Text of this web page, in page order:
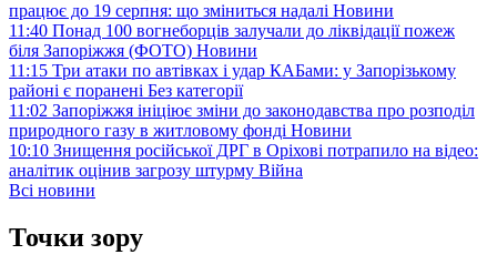
працює до 19 серпня: що зміниться надалі Новини
11:40 Понад 100 вогнеборців залучали до ліквідації пожеж
біля Запоріжжя (ФОТО) Новини
11:15 Три атаки по автівках і удар КАБами: у Запорізькому
районі є поранені Без категорії
11:02 Запоріжжя ініціює зміни до законодавства про розподіл
природного газу в житловому фонді Новини
10:10 Знищення російської ДРГ в Оріхові потрапило на відео:
аналітик оцінив загрозу штурму Війна
Всі новини
Точки зору